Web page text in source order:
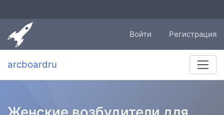
Войти Регистрация
arcboardru